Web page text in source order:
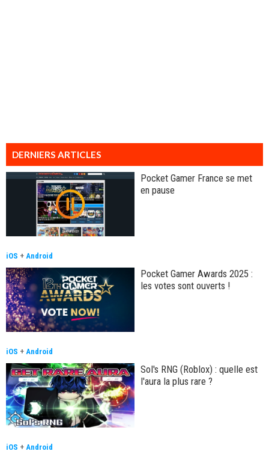
DERNIERS ARTICLES
Pocket Gamer France se met
en pause
iOS + Android
Pocket Gamer Awards 2025 :
les votes sont ouverts !
iOS + Android
Sol's RNG (Roblox) : quelle est
l'aura la plus rare ?
iOS + Android